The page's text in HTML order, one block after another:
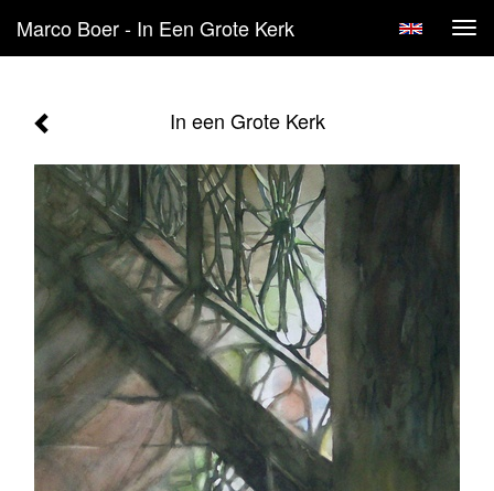
Marco Boer - In Een Grote Kerk
In een Grote Kerk